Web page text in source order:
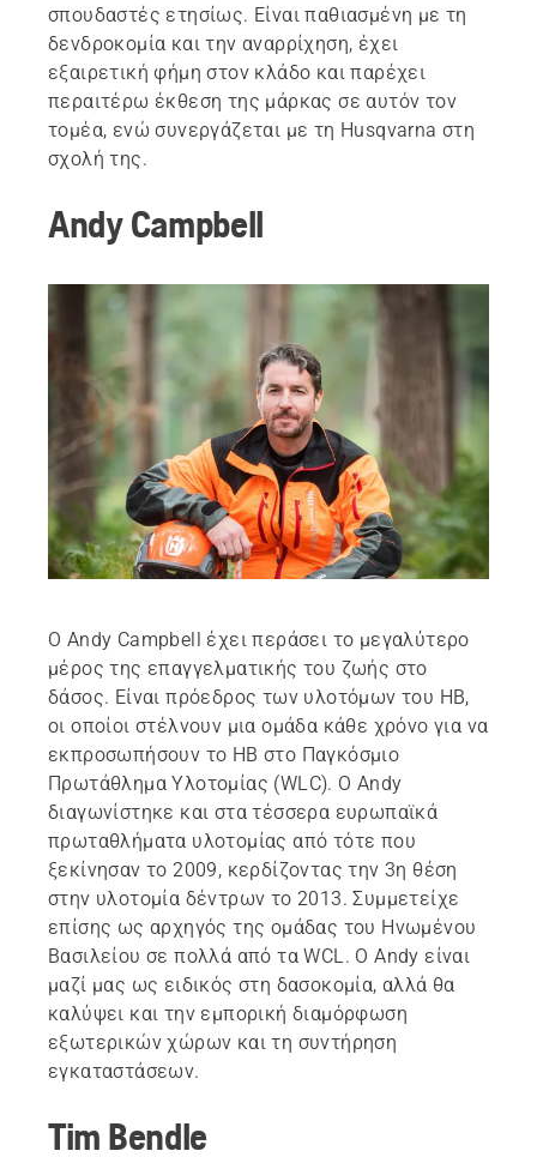
σπουδαστές ετησίως. Είναι παθιασμένη με τη
δενδροκομία και την αναρρίχηση, έχει
εξαιρετική φήμη στον κλάδο και παρέχει
περαιτέρω έκθεση της μάρκας σε αυτόν τον
τομέα, ενώ συνεργάζεται με τη Husqvarna στη
σχολή της.
Andy Campbell
Ο Andy Campbell έχει περάσει το μεγαλύτερο
μέρος της επαγγελματικής του ζωής στο
δάσος. Είναι πρόεδρος των υλοτόμων του ΗΒ,
οι οποίοι στέλνουν μια ομάδα κάθε χρόνο για να
εκπροσωπήσουν το ΗΒ στο Παγκόσμιο
Πρωτάθλημα Υλοτομίας (WLC). Ο Andy
διαγωνίστηκε και στα τέσσερα ευρωπαϊκά
πρωταθλήματα υλοτομίας από τότε που
ξεκίνησαν το 2009, κερδίζοντας την 3η θέση
στην υλοτομία δέντρων το 2013. Συμμετείχε
επίσης ως αρχηγός της ομάδας του Ηνωμένου
Βασιλείου σε πολλά από τα WCL. Ο Andy είναι
μαζί μας ως ειδικός στη δασοκομία, αλλά θα
καλύψει και την εμπορική διαμόρφωση
εξωτερικών χώρων και τη συντήρηση
εγκαταστάσεων.
Tim Bendle